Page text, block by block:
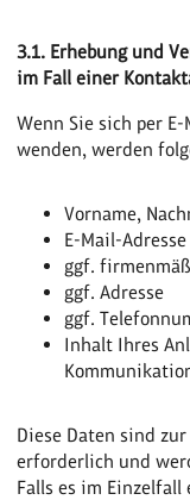
3.1. Erhebung und
im Fall einer
Wenn Sie sich per
wenden, werden
Vorname,
E-Mail-Adresse
ggf.
ggf. Adresse
ggf.
Inhalt Ihres
Diese Daten sind
erforderlich und
Falls es im